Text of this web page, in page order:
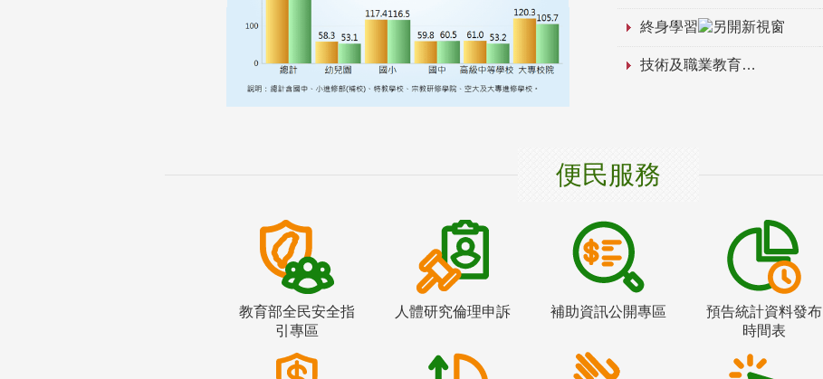
終身學習
技術及職業教育
便民服務
教育部全民安全指
引專區
人體研究倫理申訴 補助資訊公開專區
預告統計資料發布
時間表